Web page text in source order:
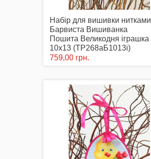
Набір для вишивки нитками
Барвиста Вишиванка
Пошита Великодня іграшка
10х13 (ТР268аБ1013i)
759,00 грн.